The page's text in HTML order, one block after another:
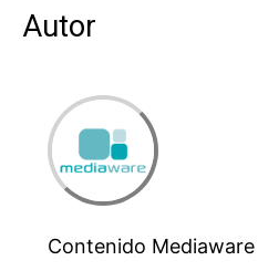
Autor
Contenido Mediaware